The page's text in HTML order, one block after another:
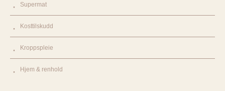
Supermat
Kosttilskudd
Kroppspleie
Hjem & renhold